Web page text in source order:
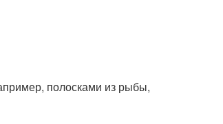
полосками из рыбы,